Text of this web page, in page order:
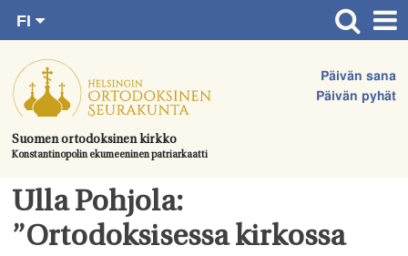
suoraan
sisältöön.
Suomen ortodoksinen kirkko
Konstantinopolin ekumeeninen patriarkaatti
Päivän sana
Päivän pyhät
FI
SV
EN
UA
Etusivu
Ajankohtaista
Juhlat & toimitukset
Kirkot
Apua & tukea
Ulla Pohjola:
”Ortodoksisessa kirkossa